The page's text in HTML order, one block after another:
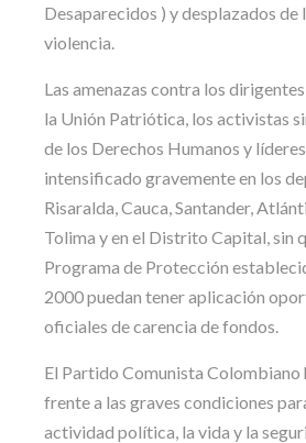
Desaparecidos ) y desplazados
violencia.
Las amenazas contra los
la Unión Patriótica, los activistas
de los Derechos Humanos y
intensificado gravemente en los
Risaralda, Cauca, Santander,
Tolima y en el Distrito Capital, sin
Programa de Protección
2000 puedan tener aplicación
oficiales de carencia de fondos.
El Partido Comunista
frente a las graves condiciones
actividad política, la vida y la